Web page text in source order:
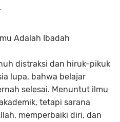
Adalah Ibadah
distraksi dan hiruk-pikuk
lupa, bahwa belajar
selesai. Menuntut ilmu
tetapi sarana
memperbaiki diri, dan